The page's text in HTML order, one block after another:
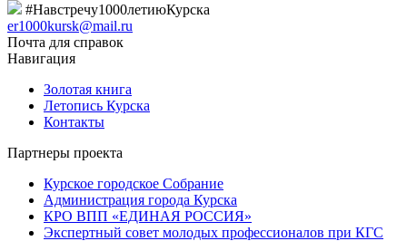
#Навстречу1000летиюКурска
er1000kursk@mail.ru
Почта для справок
Навигация
Золотая книга
Летопись Курска
Контакты
Партнеры проекта
Курское городское Собрание
Администрация города Курска
КРО ВПП «ЕДИНАЯ РОССИЯ»
Экспертный совет молодых профессионалов при КГС